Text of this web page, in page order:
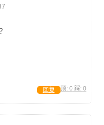
顶: 0 踩: 0
回复